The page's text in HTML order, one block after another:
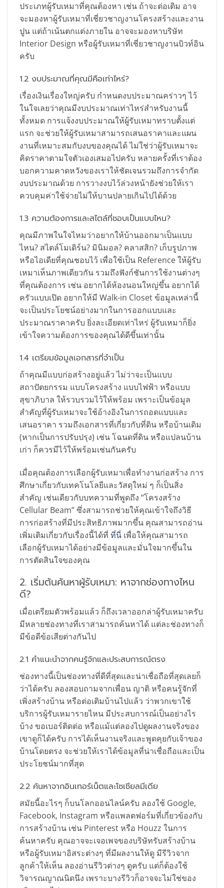
ประเภทผู้รับเหมาที่คุณต้องหา เช่น ถ้าจะต่อเติม อาจ
จะมองหาผู้รับเหมาที่เชี่ยวชาญงานโครงสร้างและงาน
ปูน แต่ถ้าเน้นตกแต่งภายใน อาจจะมองหาบริษัท
Interior Design หรือผู้รับเหมาที่เชี่ยวชาญงานบิวท์อิน
ครับ
1.2 งบประมาณที่คุณมีคือเท่าไหร่?
เรื่องเงินเรื่องใหญ่ครับ กำหนดงบประมาณคร่าวๆ ไว้
ในใจเลยว่าคุณมีงบประมาณเท่าไหร่สำหรับงานนี้
ทั้งหมด การแจ้งงบประมาณให้ผู้รับเหมาทราบตั้งแต่
แรก จะช่วยให้ผู้รับเหมาสามารถเสนอราคาและแผน
งานที่เหมาะสมกับงบของคุณได้ ไม่ใช่ว่าผู้รับเหมาจะ
คิดราคาตามใจตัวเองเสมอไปครับ หลายครั้งที่เราต้อง
บอกความคาดหวังของเราให้ชัดเจนรวมถึงการจำกัด
งบประมาณด้วย การวางงบไว้ล่วงหน้ายังช่วยให้เรา
ควบคุมค่าใช้จ่ายไม่ให้บานปลายเกินไปได้ด้วย
1.3 ความต้องการและสไตล์ที่ชอบเป็นแบบไหน?
คุณมีภาพในใจไหมว่าอยากให้บ้านออกมาเป็นแบบ
ไหน? สไตล์โมเดิร์น? มินิมอล? คลาสสิก? เก็บรูปภาพ
หรือไอเดียที่คุณชอบไว้ เพื่อใช้เป็น Reference ให้ผู้รับ
เหมาเห็นภาพเดียวกัน รวมถึงฟังก์ชันการใช้งานต่างๆ
ที่คุณต้องการ เช่น อยากได้ห้องนอนใหญ่ขึ้น อยากได้
ครัวแบบเปิด อยากให้มี Walk-in Closet ข้อมูลเหล่านี้
จะเป็นประโยชน์อย่างมากในการออกแบบและ
ประมาณราคาครับ ยิ่งละเอียดเท่าไหร่ ผู้รับเหมาก็ยิ่ง
เข้าใจความต้องการของคุณได้ดีขึ้นเท่านั้น
1.4 เตรียมข้อมูลเอกสารที่จำเป็น
ถ้าคุณมีแบบก่อสร้างอยู่แล้ว ไม่ว่าจะเป็นแบบ
สถาปัตยกรรม แบบโครงสร้าง แบบไฟฟ้า หรือแบบ
สุขาภิบาล ให้รวบรวมไว้ให้พร้อม เพราะเป็นข้อมูล
สำคัญที่ผู้รับเหมาจะใช้อ้างอิงในการถอดแบบและ
เสนอราคา รวมถึงเอกสารที่เกี่ยวกับที่ดิน หรือบ้านเดิม
(หากเป็นการปรับปรุง) เช่น โฉนดที่ดิน หรือแปลนบ้าน
เก่า ก็ควรมีไว้ให้พร้อมเช่นกันครับ
เมื่อคุณต้องการเลือกผู้รับเหมาเพื่อทำงานก่อสร้าง การ
ศึกษาเกี่ยวกับเทคโนโลยีและวัสดุใหม่ ๆ ก็เป็นสิ่ง
สำคัญ เช่นเดียวกับบทความที่พูดถึง “โครงสร้าง
Cellular Beam” ซึ่งสามารถช่วยให้คุณเข้าใจถึงวิธี
การก่อสร้างที่มีประสิทธิภาพมากขึ้น คุณสามารถอ่าน
เพิ่มเติมเกี่ยวกับเรื่องนี้ได้ที่ ที่นี่ เพื่อให้คุณสามารถ
เลือกผู้รับเหมาได้อย่างมีข้อมูลและมั่นใจมากขึ้นใน
การตัดสินใจของคุณ
2. เริ่มต้นค้นหาผู้รับเหมา: หาจากช่องทางไหน
ดี?
เมื่อเตรียมตัวพร้อมแล้ว ก็ถึงเวลาออกล่าผู้รับเหมาครับ
มีหลายช่องทางที่เราสามารถค้นหาได้ แต่ละช่องทางก็
มีข้อดีข้อเสียต่างกันไป
2.1 คำแนะนำจากคนรู้จักและประสบการณ์ตรง
ช่องทางนี้เป็นช่องทางที่ดีที่สุดและน่าเชื่อถือที่สุดเลยก็
ว่าได้ครับ ลองสอบถามจากเพื่อน ญาติ หรือคนรู้จักที่
เพิ่งสร้างบ้าน หรือต่อเติมบ้านไปแล้ว ว่าพวกเขาใช้
บริการผู้รับเหมารายไหน มีประสบการณ์เป็นอย่างไร
บ้าง ขอเบอร์ติดต่อ หรือแม้แต่ลองไปดูผลงานจริงของ
เขาดูก็ได้ครับ การได้เห็นงานจริงและพูดคุยกับเจ้าของ
บ้านโดยตรง จะช่วยให้เราได้ข้อมูลที่น่าเชื่อถือและเป็น
ประโยชน์มากที่สุด
2.2 ค้นหาจากอินเทอร์เน็ตและโซเชียลมีเดีย
สมัยนี้อะไรๆ ก็บนโลกออนไลน์ครับ ลองใช้ Google,
Facebook, Instagram หรือแพลตฟอร์มที่เกี่ยวข้องกับ
การสร้างบ้าน เช่น Pinterest หรือ Houzz ในการ
ค้นหาครับ คุณอาจจะเจอเพจของบริษัทรับสร้างบ้าน
หรือผู้รับเหมาอิสระต่างๆ ที่มีผลงานให้ดู มีรีวิวจาก
ลูกค้าให้เห็น ลองอ่านรีวิวต่างๆ ดูครับ แต่ก็ต้องใช้
วิจารณญาณนิดนึง เพราะบางรีวิวก็อาจจะไม่ใช่ของ